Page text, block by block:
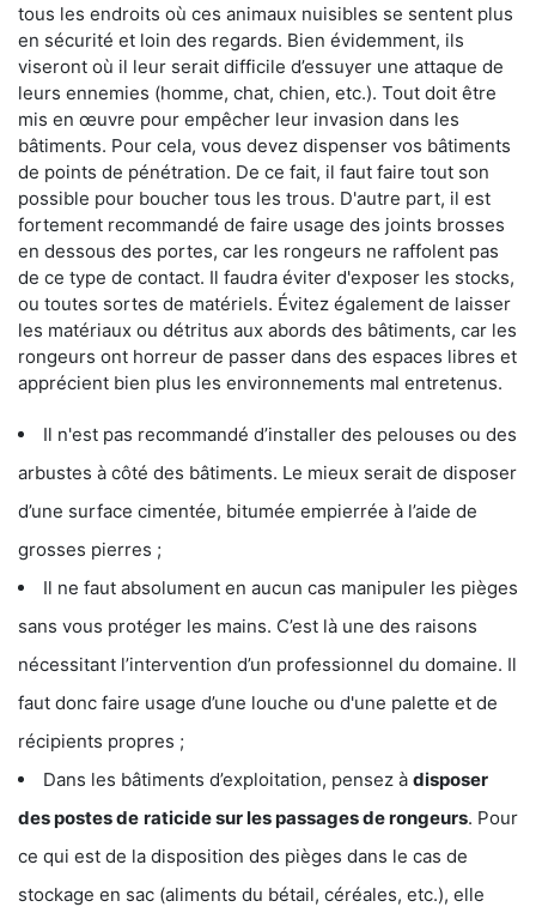
tous les endroits où ces animaux nuisibles se sentent plus
en sécurité et loin des regards. Bien évidemment, ils
viseront où il leur serait difficile d’essuyer une attaque de
leurs ennemies (homme, chat, chien, etc.). Tout doit être
mis en œuvre pour empêcher leur invasion dans les
bâtiments. Pour cela, vous devez dispenser vos bâtiments
de points de pénétration. De ce fait, il faut faire tout son
possible pour boucher tous les trous. D'autre part, il est
fortement recommandé de faire usage des joints brosses
en dessous des portes, car les rongeurs ne raffolent pas
de ce type de contact. Il faudra éviter d'exposer les stocks,
ou toutes sortes de matériels. Évitez également de laisser
les matériaux ou détritus aux abords des bâtiments, car les
rongeurs ont horreur de passer dans des espaces libres et
apprécient bien plus les environnements mal entretenus.
Il n'est pas recommandé d’installer des pelouses ou des
arbustes à côté des bâtiments. Le mieux serait de disposer
d’une surface cimentée, bitumée empierrée à l’aide de
grosses pierres ;
Il ne faut absolument en aucun cas manipuler les pièges
sans vous protéger les mains. C’est là une des raisons
nécessitant l’intervention d’un professionnel du domaine. Il
faut donc faire usage d’une louche ou d'une palette et de
récipients propres ;
Dans les bâtiments d’exploitation, pensez à disposer
des postes de raticide sur les passages de rongeurs. Pour
ce qui est de la disposition des pièges dans le cas de
stockage en sac (aliments du bétail, céréales, etc.), elle